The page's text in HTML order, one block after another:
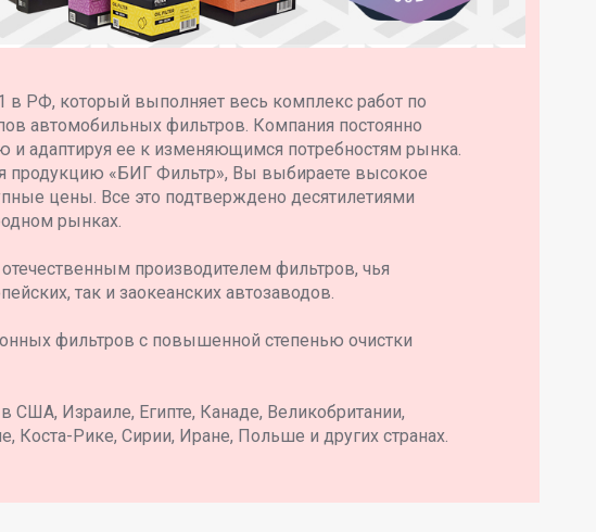
РФ, который выполняет весь комплекс работ по
автомобильных фильтров. Компания постоянно
и адаптируя ее к изменяющимся потребностям рынка.
продукцию «БИГ Фильтр», Вы выбираете высокое
цены. Все это подтверждено десятилетиями
рынках.
производителем фильтров, чья
так и заокеанских автозаводов.
фильтров с повышенной степенью очистки
Израиле, Египте, Канаде, Великобритании,
Коста-Рике, Сирии, Иране, Польше и других странах.